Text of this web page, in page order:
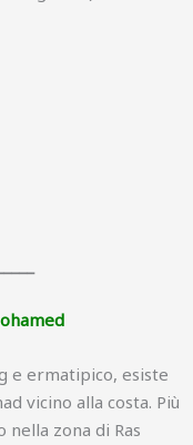
e ermatipico, esiste
vicino alla costa. Più
zona di Ras